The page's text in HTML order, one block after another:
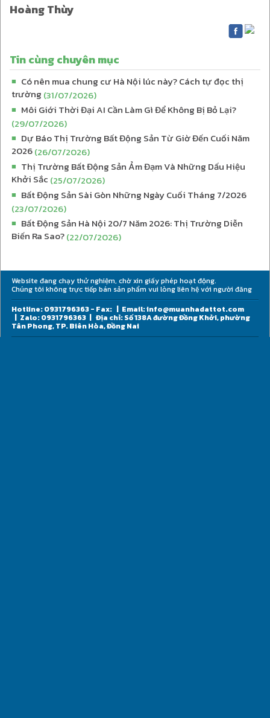
Hoàng Thùy
Tin cùng chuyên mục
■ Có nên mua chung cư Hà Nội lúc này? Cách tự đọc thị
trường (31/07/2026)
■ Môi Giới Thời Đại AI Cần Làm Gì Để Không Bị Bỏ Lại?
(29/07/2026)
■ Dự Báo Thị Trường Bất Động Sản Từ Giờ Đến Cuối Năm
2026(26/07/2026)
■ Thị Trường Bất Động Sản Ảm Đạm Và Những Dấu Hiệu
Khởi Sắc (25/07/2026)
■ Bất Động Sản Sài Gòn Những Ngày Cuối Tháng 7/2026
(23/07/2026)
■ Bất Động Sản Hà Nội 20/7 Năm 2026: Thị Trường Diễn
Biến Ra Sao?(22/07/2026)
Website đang chạy thử nghiệm, chờ xin giấy phép hoạt động.
Chúng tôi không trực tiếp bán sản phẩm vui lòng liên hệ với người đăng
Hotline: 0931796363 - Fax: | Email: info@muanhadattot.com
| Zalo: 0931796363 | Địa chỉ: Số 138A đường Đồng Khởi, phường
Tân Phong, TP. Biên Hòa, Đồng Nai